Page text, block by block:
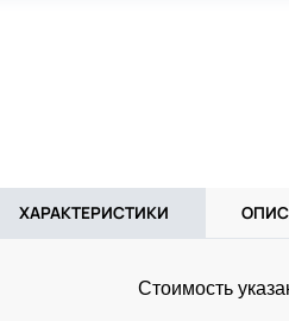
ХАРАКТЕРИСТИКИ
Стоимость